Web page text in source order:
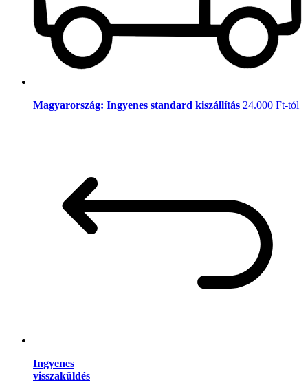
Magyarország: Ingyenes standard kiszállítás 24.000 Ft-tól
Ingyenes
visszaküldés